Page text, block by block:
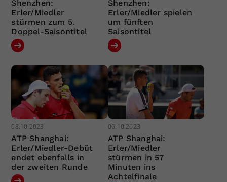
Shenzhen:
Erler/Miedler
stürmen zum 5.
Doppel-Saisontitel
Shenzhen:
Erler/Miedler spielen
um fünften
Saisontitel
08.10.2023
ATP Shanghai:
Erler/Miedler-Debüt
endet ebenfalls in
der zweiten Runde
06.10.2023
ATP Shanghai:
Erler/Miedler
stürmen in 57
Minuten ins
Achtelfinale